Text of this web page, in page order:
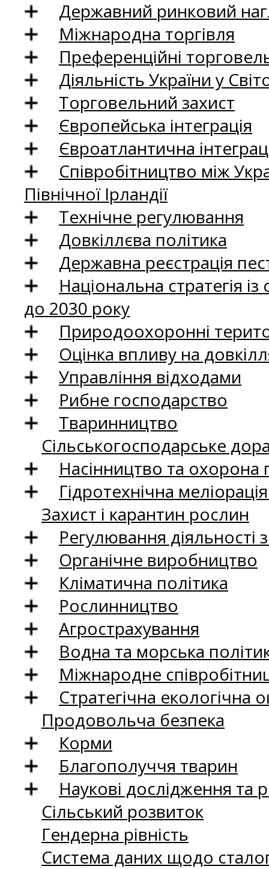
Державний ринковий
Міжнародна торгівля
Преференційні
Діяльність України у
Торговельний захист
Європейська інтеграція
Євроатлантична
Співробітництво між
Північної Ірландії
Технічне регулювання
Довкіллєва політика
Державна реєстрація
Національна стратегія
до 2030 року
Природоохоронні
Оцінка впливу на
Управління відходами
Рибне господарство
Тваринництво
Сільськогосподарське
Насінництво та
Гідротехнічна
Захист і карантин рослин
Регулювання
Органічне виробництво
Кліматична політика
Рослинництво
Агрострахування
Водна та морська
Міжнародне
Стратегічна екологічна
Продовольча безпека
Корми
Благополуччя тварин
Наукові дослідження та
Сільський розвиток
Гендерна рівність
Система даних щодо